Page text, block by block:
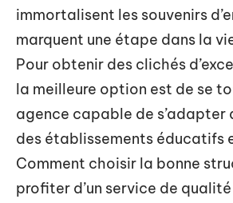
immortalisent les souvenirs
marquent une étape dans la
Pour obtenir des clichés
la meilleure option est de se
agence capable de s’adapter
des établissements éducatifs
Comment choisir la bonne
profiter d’un service de